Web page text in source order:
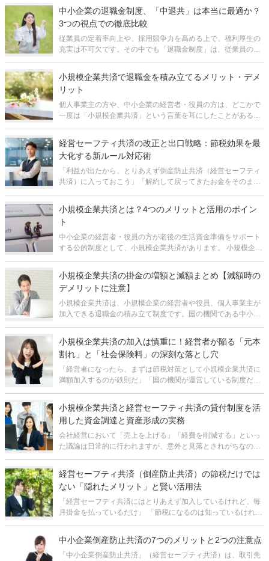
れた方は、そんな気持ちでいらっしゃるのではないでしょう
か？ 小規模企業共済は、
中小企業の退職金制度、「中退共」は本当に最適か？
3つの視点での徹底比較
従業員の定着率向上や、採用競争力を高める上で、福利厚生の
充実は不可欠です。その中でも「退職金制度」は、従業員の長
経営者が、その導入を検討する際に、まず候補として挙げるの
が、国の制度である「中退共（中小
小規模企業共済で退職金を積み立てるメリット・デメ
リット
個人事業主の方や、中小企業の経営者・役員の方は、どこかで
一度は「小規模企業共済」という言葉を耳にしたことがあるか
の公の退職金制度のようなものです。そして、実際に多くの経
営者の方が加入されていま
経営セーフティ共済の改正と出口戦略：節税効果を最
大化する新ルール対応術
「利益が出たから、とりあえず倒産防止共済（経営セーフティ
共済）に入っておこう」「解約して戻ってきたお金をそのまま
企業経営者にとって、経営セーフティ共済は最も身近で強力な
節税手段の一つです。しか
小規模企業共済とは？4つのメリットと活用のポイン
ト
中小企業の経営者・役員の方が老後の生活資金準備をサポート
する公的制度として、小規模企業共済があります。 小規模企業
と、ある程度の期間加入していればお金が増えるという積立の
効果です。 ただし
小規模企業共済の掛金の増額と減額まとめ【減額時の
デメリットに注意】
小規模企業共済は、小規模企業の経営者や役員、個人事業主が
加入できる退職金の積み立て制度です。国の機関である中小機
1,000円～月70,000円（500円単位）で自由に選択でき、あとか
ら自由に増額
小規模企業共済の加入は慎重に！経営者が陥る「元本
割れ」と「社会保険料」の深刻な落とし穴
「経営者になったら、まずは節税対策として小規模企業共済に
満額加入するのが鉄則だ」「国の機関が運営している制度だか
職金として100％戻ってくるはずだ」 経営者や個人事業主の間
で、小規模企業共済は「
小規模企業共済と経営セーフティ共済の貸付制度を活
用した資金調達と資産形成の実務
会社経営において「売上を上げる」「経費を削減する」といっ
た議論は日常的に行われますが、意外と見落とされがちなのが
れば、たとえ帳簿上は黒字であっても倒産に追い込まれるケー
スは珍しくありません。資金調達と
経営セーフティ共済（倒産防止共済）の節税だけでは
ない「隠れたメリット」と賢い活用法
「経営セーフティ共済にはとりあえず加入しているけれど、毎
月掛金を払っているだけ」 「節税になるのは知っているけれ
ば、経営セーフティ共済（中小企業倒産防止共済）の名前を聞
いたことがある、あ
中小企業倒産防止共済の7つのメリットと2つの注意点
「中小企業倒産防止共済」（経営セーフティ共済）は、取引先